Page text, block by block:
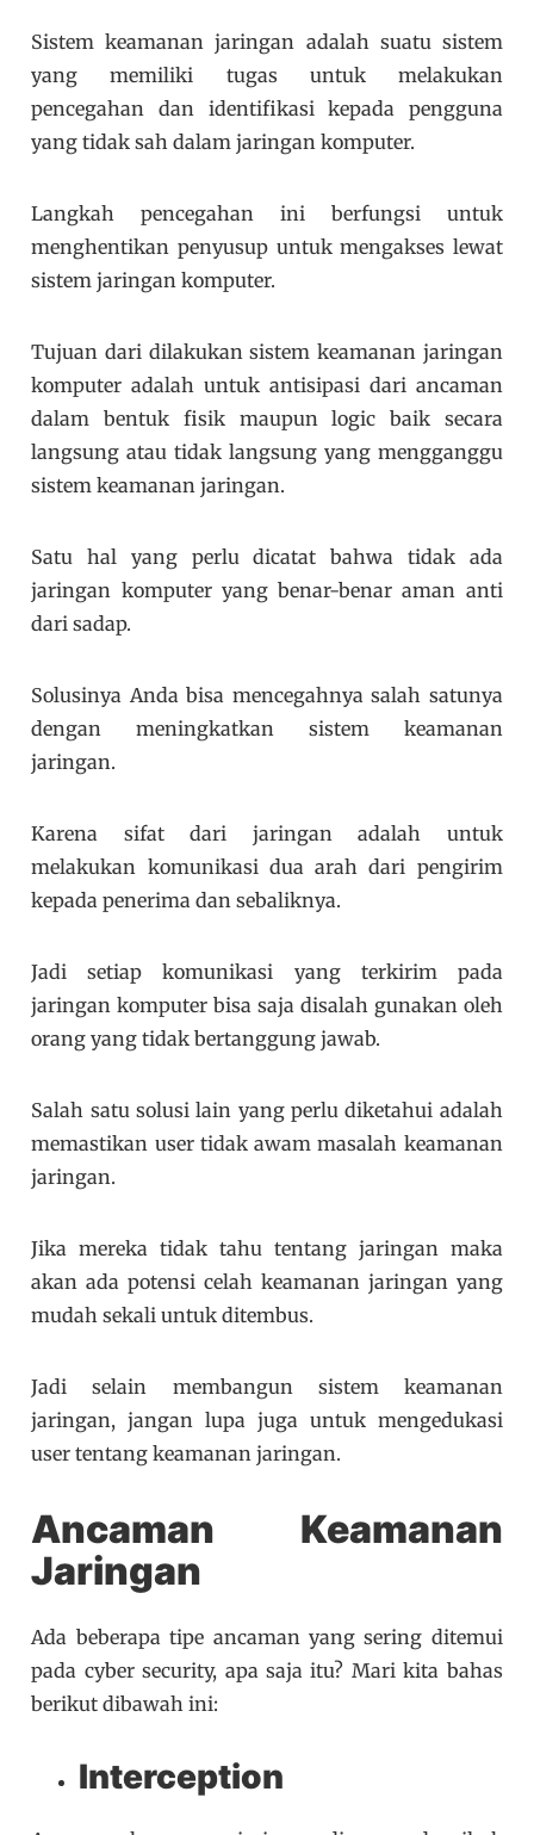
Sistem keamanan jaringan adalah suatu sistem
yang memiliki tugas untuk melakukan
pencegahan dan identifikasi kepada pengguna
yang tidak sah dalam jaringan komputer.
Langkah pencegahan ini berfungsi untuk
menghentikan penyusup untuk mengakses lewat
sistem jaringan komputer.
Tujuan dari dilakukan sistem keamanan jaringan
komputer adalah untuk antisipasi dari ancaman
dalam bentuk fisik maupun logic baik secara
langsung atau tidak langsung yang mengganggu
sistem keamanan jaringan.
Satu hal yang perlu dicatat bahwa tidak ada
jaringan komputer yang benar-benar aman anti
dari sadap.
Solusinya Anda bisa mencegahnya salah satunya
dengan meningkatkan sistem keamanan
jaringan.
Karena sifat dari jaringan adalah untuk
melakukan komunikasi dua arah dari pengirim
kepada penerima dan sebaliknya.
Jadi setiap komunikasi yang terkirim pada
jaringan komputer bisa saja disalah gunakan oleh
orang yang tidak bertanggung jawab.
Salah satu solusi lain yang perlu diketahui adalah
memastikan user tidak awam masalah keamanan
jaringan.
Jika mereka tidak tahu tentang jaringan maka
akan ada potensi celah keamanan jaringan yang
mudah sekali untuk ditembus.
Jadi selain membangun sistem keamanan
jaringan, jangan lupa juga untuk mengedukasi
user tentang keamanan jaringan.
Ancaman Keamanan
Jaringan
Ada beberapa tipe ancaman yang sering ditemui
pada cyber security, apa saja itu? Mari kita bahas
berikut dibawah ini:
Interception